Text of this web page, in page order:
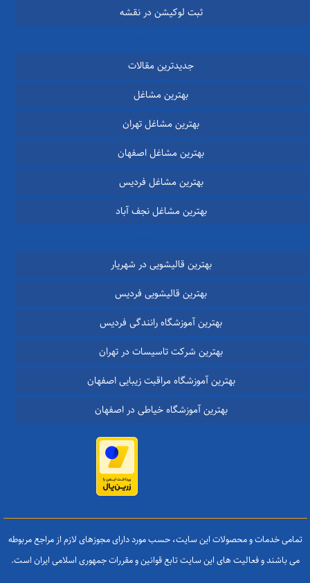
ثبت لوکیشن در نقشه
جدیدترین مقالات
بهترین مشاغل
بهترین مشاغل تهران
بهترین مشاغل اصفهان
بهترین مشاغل فردیس
بهترین مشاغل نجف آباد
بهترین قالیشویی در شهریار
بهترین قالیشویی فردیس
بهترین آموزشگاه رانندگی فردیس
بهترین شرکت تاسیسات در تهران
بهترین آموزشگاه مراقبت زیبایی اصفهان
بهترین آموزشگاه خیاطی در اصفهان
تمامی خدمات و محصولات این سایت، حسب مورد دارای مجوزهای لازم از مراجع مربوطه
می باشند و فعالیت های این سایت تابع قوانین و مقررات جمهوری اسلامی ایران است.